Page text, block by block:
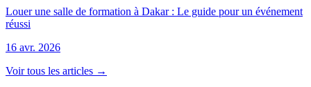
Louer une salle de formation à Dakar : Le guide pour un événement
réussi
16 avr. 2026
Voir tous les articles →